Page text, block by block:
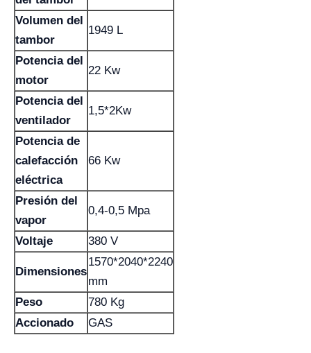
Volumen del
tambor
1949 L
Potencia del
motor
22 Kw
Potencia del
ventilador
1,5*2Kw
Potencia de
calefacción
eléctrica
66 Kw
Presión del
vapor
0,4-0,5 Mpa
Voltaje 380 V
Dimensiones
1570*2040*2240
mm
Peso
780 Kg
Accionado
GAS